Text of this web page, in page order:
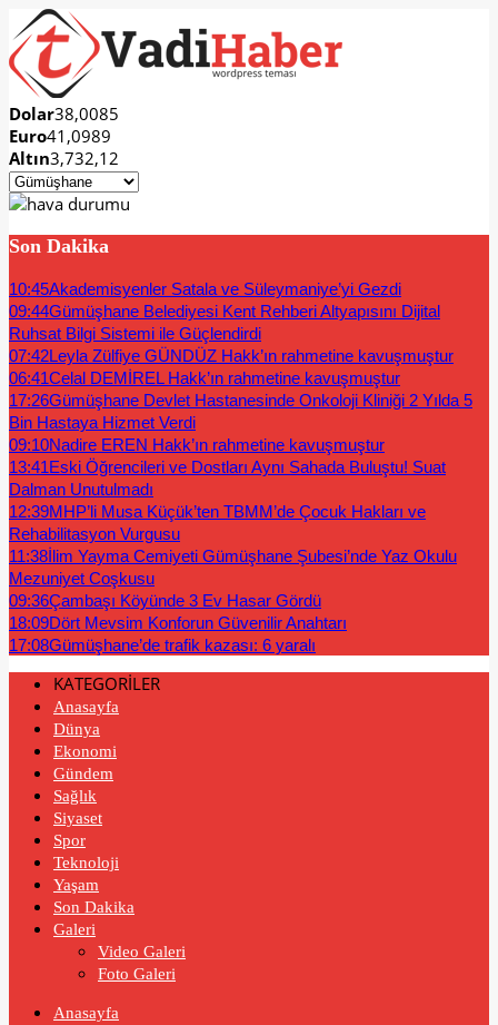
Dolar38,0085
Euro41,0989
Altın3,732,12
Son Dakika
10:45Akademisyenler Satala ve Süleymaniye’yi Gezdi
09:44Gümüşhane Belediyesi Kent Rehberi Altyapısını Dijital
Ruhsat Bilgi Sistemi ile Güçlendirdi
07:42Leyla Zülfiye GÜNDÜZ Hakk’ın rahmetine kavuşmuştur
06:41Celal DEMİREL Hakk’ın rahmetine kavuşmuştur
17:26Gümüşhane Devlet Hastanesinde Onkoloji Kliniği 2 Yılda 5
Bin Hastaya Hizmet Verdi
09:10Nadire EREN Hakk’ın rahmetine kavuşmuştur
13:41Eski Öğrencileri ve Dostları Aynı Sahada Buluştu! Suat
Dalman Unutulmadı
12:39MHP’li Musa Küçük’ten TBMM’de Çocuk Hakları ve
Rehabilitasyon Vurgusu
11:38İlim Yayma Cemiyeti Gümüşhane Şubesi’nde Yaz Okulu
Mezuniyet Coşkusu
09:36Çambaşı Köyünde 3 Ev Hasar Gördü
18:09Dört Mevsim Konforun Güvenilir Anahtarı
17:08Gümüşhane’de trafik kazası: 6 yaralı
KATEGORİLER
Anasayfa
Dünya
Ekonomi
Gündem
Sağlık
Siyaset
Spor
Teknoloji
Yaşam
Son Dakika
Galeri
Video Galeri
Foto Galeri
Anasayfa